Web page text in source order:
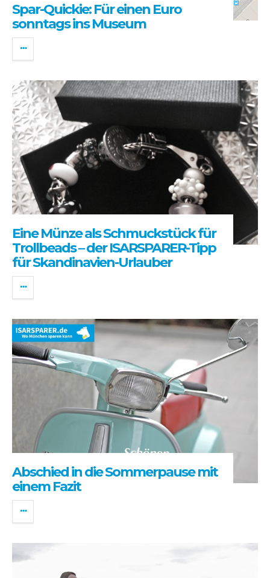
Spar-Quickie: Für einen Euro
sonntags ins Museum
Eine Münze als Schmuckstück für
Trollbeads – der ISARSPARER-Tipp
für Skandinavien-Urlauber
Abschied in die Sommerpause mit
einem Fazit